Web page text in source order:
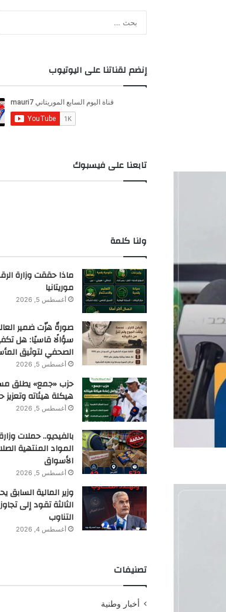
إنضم لقناتنا على اليوتيوب
تابعنا على فيسبوك
ولنا كلمة
ماذا حققت وزارة
موريتانيا
أغسطس 5, 2026
صورةٌ هزّت ضمير
سؤالًا قاسيًا: هل
الصحفي لتوثيق
أغسطس 5, 2026
حزب «جمع» يطلق
هيكلة هيئاته
أغسطس 5, 2026
بالفيديو.. حملات
المواد المنتهية
الأسواق
أغسطس 5, 2026
وزير المالية السابق
الثالثة تقود إلى
التناوب
أغسطس 4, 2026
تصنيفات
أخبار وطنية